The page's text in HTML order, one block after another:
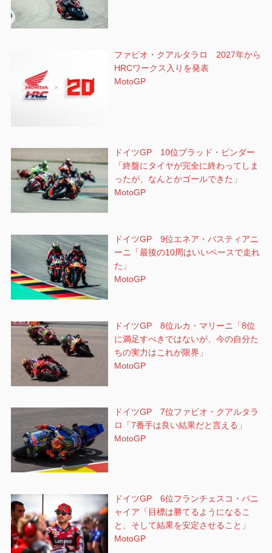
ファビオ・クアルタラロ 2027年から
HRCワークス入りを発表
MotoGP
ドイツGP 10位ブラッド・ビンダー
「終盤にタイヤが完全に終わってしま
ったが、なんとかゴールできた」
MotoGP
ドイツGP 9位エネア・バスティアニ
ーニ「最後の10周はいいペースで走れ
た」
MotoGP
ドイツGP 8位ルカ・マリーニ「8位
に満足すべきではないが、今の自分た
ちの実力はこれが限界」
MotoGP
ドイツGP 7位ファビオ・クアルタラ
ロ「7番手は良い結果だと言える」
MotoGP
ドイツGP 6位フランチェスコ・バニ
ャイア「目標は勝てるようになるこ
と、そして結果を安定させること」
MotoGP